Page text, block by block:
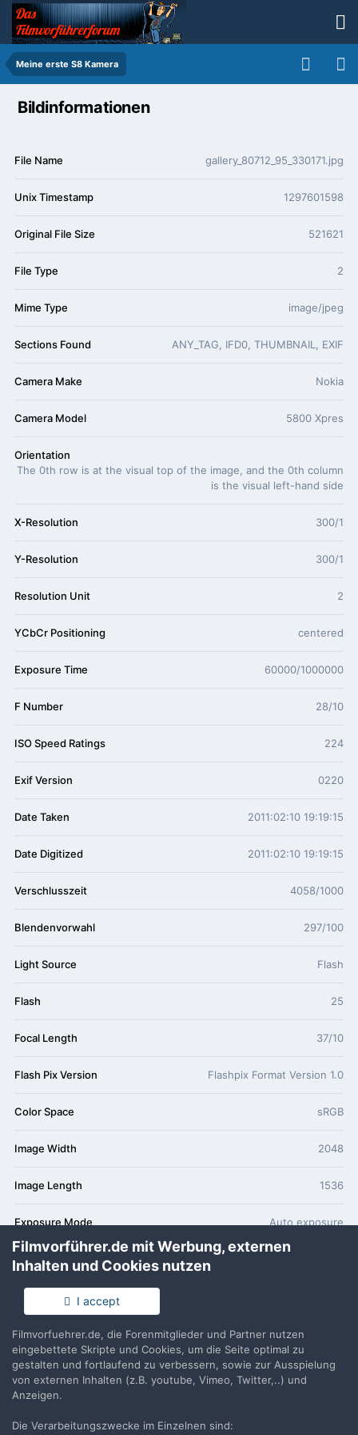
Meine erste S8 Kamera
Bildinformationen
File Name gallery_80712_95_330171.jpg
Unix Timestamp 1297601598
Original File Size 521621
File Type 2
Mime Type image/jpeg
Sections Found ANY_TAG, IFD0, THUMBNAIL, EXIF
Camera Make Nokia
Camera Model 5800 Xpres
Orientation
The 0th row is at the visual top of the image, and the 0th column
is the visual left-hand side
X-Resolution 300/1
Y-Resolution 300/1
Resolution Unit 2
YCbCr Positioning centered
Exposure Time 60000/1000000
F Number 28/10
ISO Speed Ratings 224
Exif Version 0220
Date Taken 2011:02:10 19:19:15
Date Digitized 2011:02:10 19:19:15
Verschlusszeit 4058/1000
Blendenvorwahl 297/100
Light Source Flash
Flash 25
Focal Length 37/10
Flash Pix Version Flashpix Format Version 1.0
Color Space sRGB
Image Width 2048
Image Length 1536
Exposure Mode Auto exposure
White Balance
Digitale Zoomstärke
Scene Capture Type Standard
Gain Control High gain up
Filmvorführer.de mit Werbung, externen
Inhalten und Cookies nutzen
I accept
Filmvorfuehrer.de, die Forenmitglieder und Partner nutzen
eingebettete Skripte und Cookies, um die Seite optimal zu
gestalten und fortlaufend zu verbessern, sowie zur Ausspielung
von externen Inhalten (z.B. youtube, Vimeo, Twitter,..) und
Anzeigen.
Die Verarbeitungszwecke im Einzelnen sind: